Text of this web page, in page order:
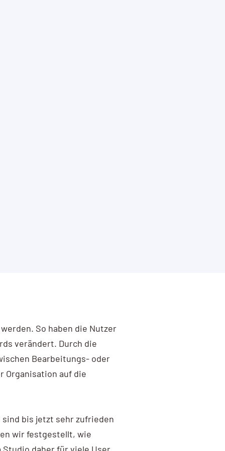
So haben die Nutzer
verändert. Durch die
Bearbeitungs- oder
Organisation auf die
sind bis jetzt sehr zufrieden
wir festgestellt, wie